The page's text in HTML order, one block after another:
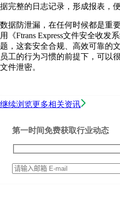
据完整的日志记录，形成报表，
数据防泄漏，在任何时候都是重
用《Ftrans Express文件安全收发
题，这套安全合规、高效可靠的
员工的行为习惯的前提下，可以
文件泄密。
继续浏览更多相关资讯
第一时间免费获取行业动态